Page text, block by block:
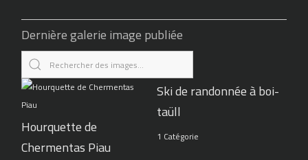
Dernière galerie image publiée
Hourquette de
Chermentas Piau
Ski de randonnée à boi-
taüll
1 Catégorie